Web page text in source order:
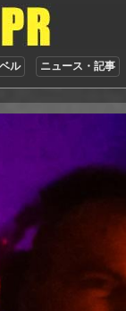
ル ニュース・記事